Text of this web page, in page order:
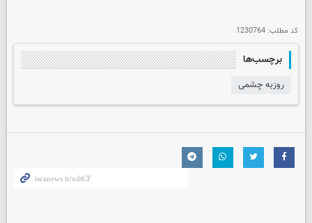
کد مطلب: 1230764
برچسب‌ها
روزبه چشمی